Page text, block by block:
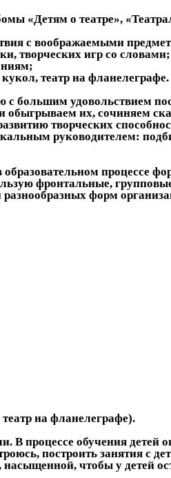
«Детям о театре»,
с воображаемыми
творческих игр со словами;
театр на фланелеграфе.
большим удовольствием
их, сочиняем
творческих
руководителем:
процессе
фронтальные,
форм
на фланелеграфе).
процессе обучения детей
построить занятия с
насыщенной, чтобы у детей